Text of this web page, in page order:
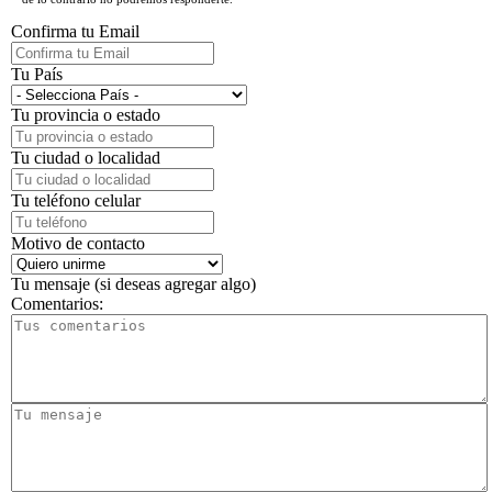
Confirma tu Email
Tu País
Tu provincia o estado
Tu ciudad o localidad
Tu teléfono celular
Motivo de contacto
Tu mensaje (si deseas agregar algo)
Comentarios: